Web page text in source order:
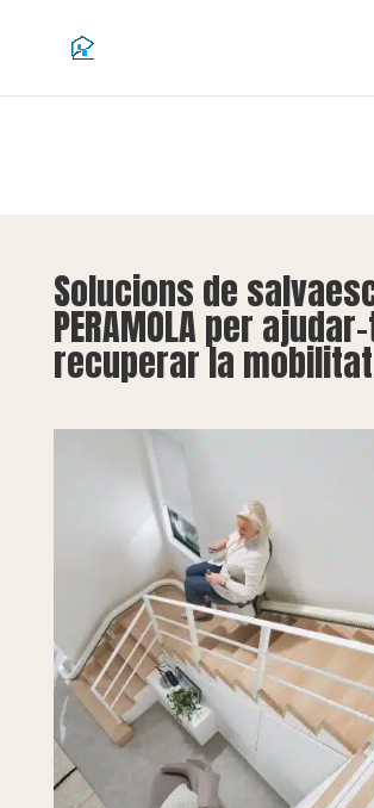
Solucions de
PERAMOLA per
recuperar la